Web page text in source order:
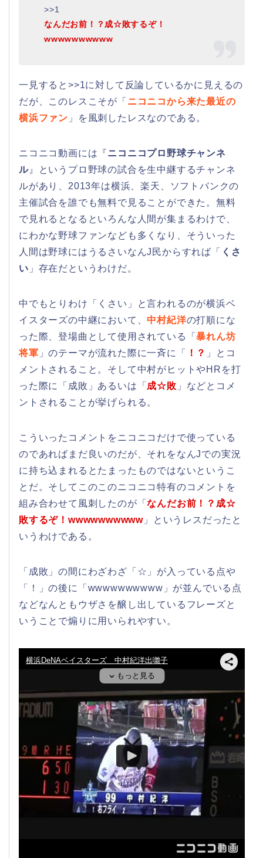
>>1
なんだお前！？成☆敗するぞ！
wwwwwwwwww
一見すると>>1に対して反論しているかに見えるの
だが、このレスこそが「 ニコニコから来た最近の
横浜ファン 」を風刺したレスなのである。
ニコニコ動画には『ニコニコプロ野球チャンネ
ル』というプロ野球の試合を生中継するチャンネ
ルがあり、2013年は横浜、楽天、ソフトバンクの
主催試合を誰でも無料で見ることができた。無料
で見れるとなるといろんな人間が集まるわけで、
にわかな野球ファンなども多くなり、そういった
人間は野球にはうるさいなんJ民からすれば「
くさ
い 」存在だというわけだ。
中でもとりわけ「くさい」と言われるのが横浜ベ
イスターズの中継において、中村紀洋の打順にな
った際、登場曲として使用されている「暴れん坊
将軍 」のテーマが流れた際に一斉に「 ！？ 」とコ
メントされること。そして中村がヒットやHRを打
った際に「成敗」あるいは「 成☆敗 」などとコメ
ントされることが挙げられる。
こういったコメントをニコニコだけで使っている
のであればまだ良いのだが、それをなんJでの実況
に持ち込まれるとたまったものではないというこ
とだ。そしてこのこのニコニコ特有のコメントを
組み合わせて風刺したのが「なんだお前！？成☆
敗するぞ！wwwwwwwwww 」というレスだったと
いうわけである。
「成敗」の間にわざわざ「☆」が入っている点や
「！」の後に「wwwwwwwwww」が並んでいる点
などなんともウザさを醸し出しているフレーズと
いうことで煽りに用いられやすい。